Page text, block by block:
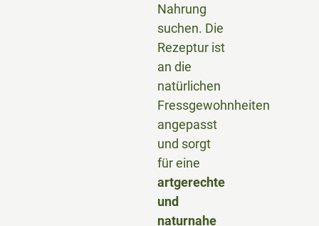
Nahrung
suchen. Die
Rezeptur ist
an die
natürlichen
Fressgewohnheiten
angepasst
und sorgt
für eine
artgerechte
und
naturnahe